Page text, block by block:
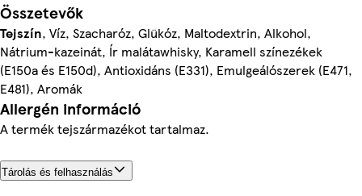
Összetevők
Tejszín, Víz, Szacharóz, Glükóz, Maltodextrin, Alkohol,
Nátrium-kazeinát, Ír malátawhisky, Karamell színezékek
(E150a és E150d), Antioxidáns (E331), Emulgeálószerek (E471,
E481), Aromák
Allergén információ
A termék tejszármazékot tartalmaz.
Tárolás és felhasználás